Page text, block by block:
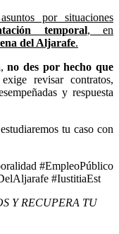
por situaciones
temporal, en
del Aljarafe.
no des por hecho que
revisar contratos,
y respuesta
tu caso con
#EmpleoPúblico
#IustitiaEst
Y RECUPERA TU